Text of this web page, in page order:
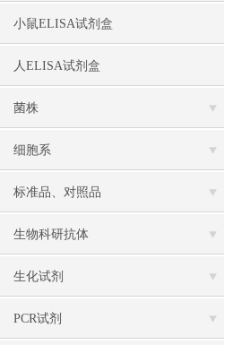
小鼠ELISA试剂盒
人ELISA试剂盒
菌株
细胞系
标准品、对照品
生物科研抗体
生化试剂
PCR试剂